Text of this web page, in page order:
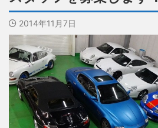
2014年11月7日